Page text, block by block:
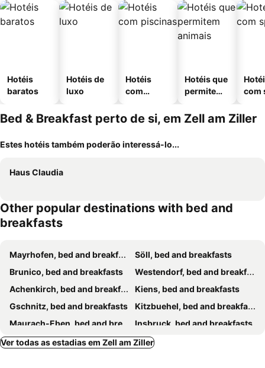
Hotéis
baratos
Hotéis de
luxo
Hotéis
com
Hotéis que
permitem
com
Bed & Breakfast perto de si, em Zell am Ziller
Estes hotéis também poderão interessá-lo...
Haus Claudia
Other popular destinations with bed and
breakfasts
Mayrhofen, bed and breakfasts
Söll, bed and breakfasts
Brunico, bed and breakfasts
Westendorf, bed and breakfasts
Achenkirch, bed and breakfasts
Kiens, bed and breakfasts
Gschnitz, bed and breakfasts
Kitzbuehel, bed and breakfasts
Maurach-Eben, bed and breakfasts
Insbruck, bed and breakfasts
PERTISAU, bed and breakfasts
Kolsass, bed and breakfasts
Ver todas as estadias em Zell am Ziller